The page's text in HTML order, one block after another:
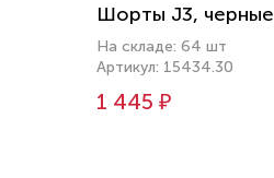
Шорты J3, черные
На складе: 64 шт
Артикул: 15434.30
1 445 ₽